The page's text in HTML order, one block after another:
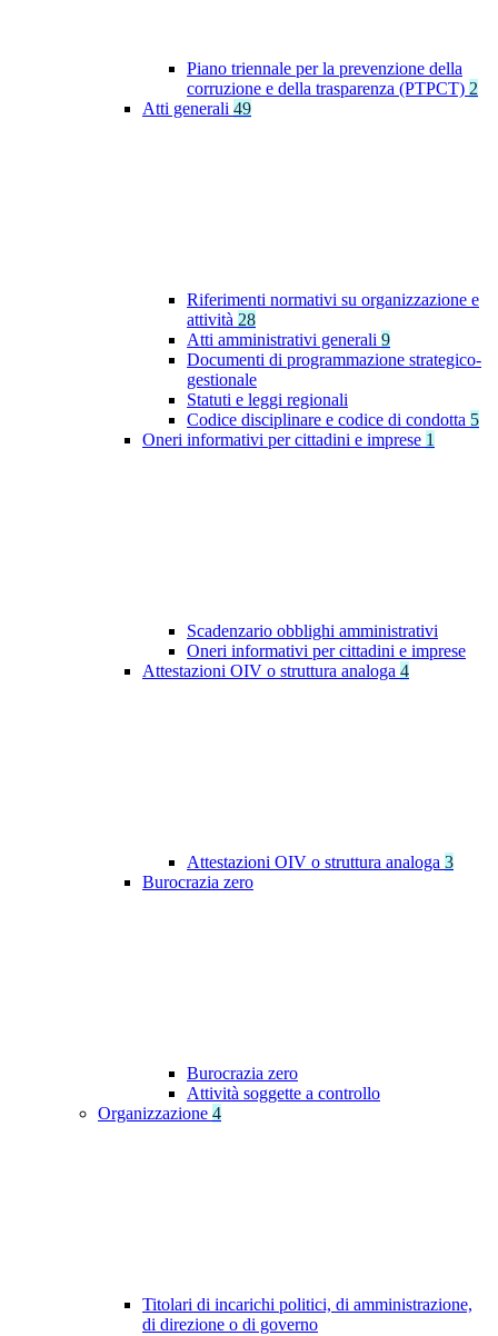
Piano triennale per la prevenzione della
corruzione e della trasparenza (PTPCT) 2
Atti generali 49
Riferimenti normativi su organizzazione e
attività 28
Atti amministrativi generali 9
Documenti di programmazione strategico-
gestionale
Statuti e leggi regionali
Codice disciplinare e codice di condotta 5
Oneri informativi per cittadini e imprese 1
Scadenzario obblighi amministrativi
Oneri informativi per cittadini e imprese
Attestazioni OIV o struttura analoga 4
Attestazioni OIV o struttura analoga 3
Burocrazia zero
Burocrazia zero
Attività soggette a controllo
Organizzazione 4
Titolari di incarichi politici, di amministrazione,
di direzione o di governo